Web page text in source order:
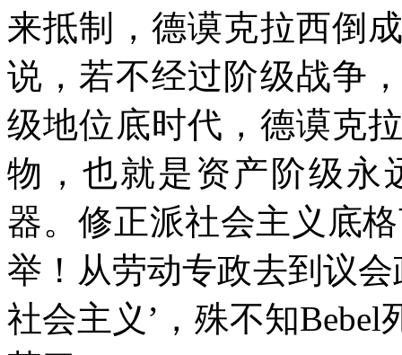
来抵制，德谟克拉西倒
说，若不经过阶级战争
级地位底时代，德谟克
物，也就是资产阶级永
器。修正派社会主义底
举！从劳动专政去到议
社会主义’，殊不知Bebel